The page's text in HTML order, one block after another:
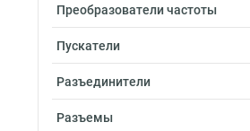
Преобразователи частоты
Пускатели
Разъединители
Разъемы